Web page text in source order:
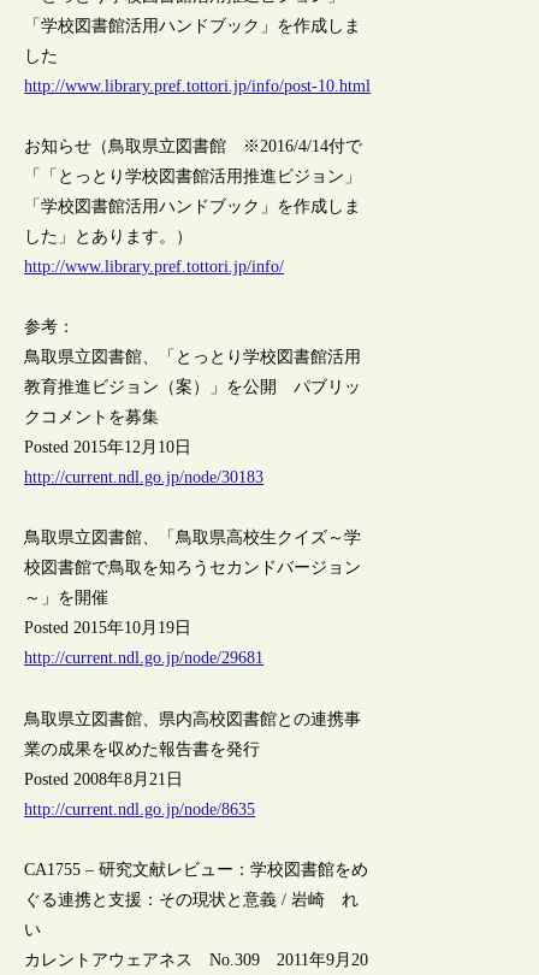
「学校図書館活用ハンドブック」を作成しま
した
http://www.library.pref.tottori.jp/info/post-10.html
お知らせ（鳥取県立図書館 ※2016/4/14付で
「「とっとり学校図書館活用推進ビジョン」
「学校図書館活用ハンドブック」を作成しま
した」とあります。）
http://www.library.pref.tottori.jp/info/
参考：
鳥取県立図書館、「とっとり学校図書館活用
教育推進ビジョン（案）」を公開 パブリッ
クコメントを募集
Posted 2015年12月10日
http://current.ndl.go.jp/node/30183
鳥取県立図書館、「鳥取県高校生クイズ～学
校図書館で鳥取を知ろうセカンドバージョン
～」を開催
Posted 2015年10月19日
http://current.ndl.go.jp/node/29681
鳥取県立図書館、県内高校図書館との連携事
業の成果を収めた報告書を発行
Posted 2008年8月21日
http://current.ndl.go.jp/node/8635
CA1755 – 研究文献レビュー：学校図書館をめ
ぐる連携と支援：その現状と意義 / 岩崎 れ
い
カレントアウェアネス No.309 2011年9月20